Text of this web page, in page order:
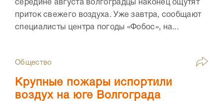
середине августа волгоградцы наконец ощутят
приток свежего воздуха. Уже завтра, сообщают
специалисты центра погоды «Фобос», на...
Общество
Крупные пожары испортили
воздух на юге Волгограда